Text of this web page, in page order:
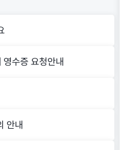
수증 요청안내
안내